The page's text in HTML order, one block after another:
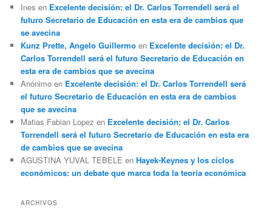
Ines en Excelente decisión: el Dr. Carlos Torrendell será el
futuro Secretario de Educación en esta era de cambios que
se avecina
Kunz Prette, Angelo Guillermo en Excelente decisión: el Dr.
Carlos Torrendell será el futuro Secretario de Educación en
esta era de cambios que se avecina
Anónimo en Excelente decisión: el Dr. Carlos Torrendell será
el futuro Secretario de Educación en esta era de cambios
que se avecina
Matias Fabian Lopez en Excelente decisión: el Dr. Carlos
Torrendell será el futuro Secretario de Educación en esta era
de cambios que se avecina
AGUSTINA YUVAL TEBELE enHayek-Keynes y los ciclos
económicos: un debate que marca toda la teoría económica
ARCHIVOS